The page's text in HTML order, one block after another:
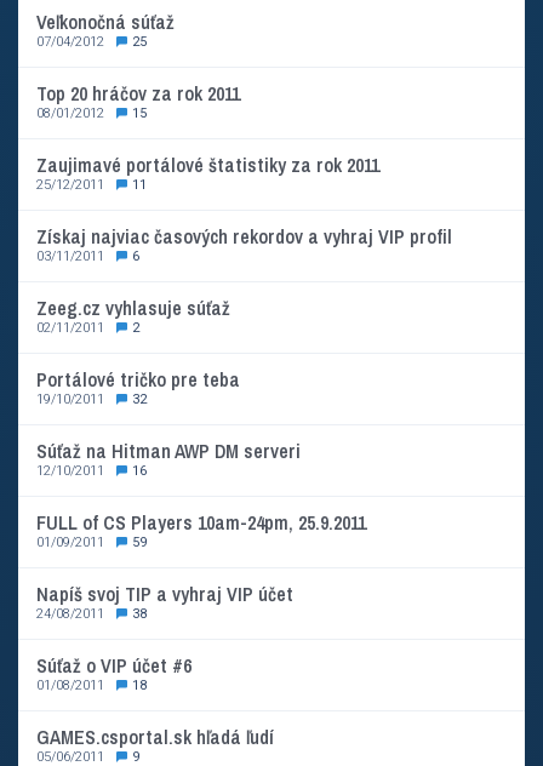
Veľkonočná súťaž
07/04/2012 25
Top 20 hráčov za rok 2011
08/01/2012 15
Zaujimavé portálové štatistiky za rok 2011
25/12/2011 11
Získaj najviac časových rekordov a vyhraj VIP profil
03/11/2011 6
Zeeg.cz vyhlasuje súťaž
02/11/2011 2
Portálové tričko pre teba
19/10/2011 32
Súťaž na Hitman AWP DM serveri
12/10/2011 16
FULL of CS Players 10am-24pm, 25.9.2011
01/09/2011 59
Napíš svoj TIP a vyhraj VIP účet
24/08/2011 38
Súťaž o VIP účet #6
01/08/2011 18
GAMES.csportal.sk hľadá ľudí
05/06/2011 9